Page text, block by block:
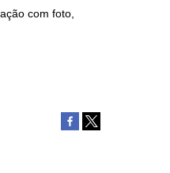
com foto,